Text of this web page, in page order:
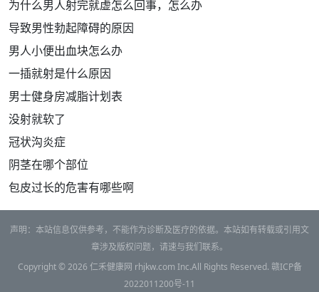
为什么男人射完就虚怎么回事，怎么办
导致男性勃起障碍的原因
男人小便出血块怎么办
一插就射是什么原因
男士健身房减脂计划表
没射就软了
冠状沟炎症
阴茎在哪个部位
包皮过长的危害有哪些啊
声明：本站信息仅供参考，不能作为诊断及医疗的依据。本站如有转载或引用文
章涉及版权问题，请速与我们联系。
Copyright © 2026 仁禾健康网 rhjkw.com Inc.All Rights Reserved. 赣ICP备
2022011200号-11